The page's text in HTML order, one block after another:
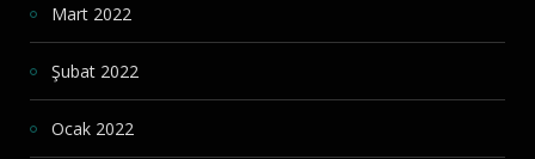
Mart 2022
Şubat 2022
Ocak 2022